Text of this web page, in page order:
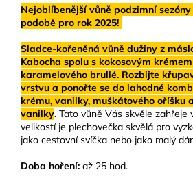
Nejoblíbenější vůně podzimní
podobě pro rok 2025!
Sladce-kořeněná vůně dužiny z
Kabocha spolu s kokosovým
karamelového brullé. Rozbijte
vrstvu a ponořte se do lahodné
krému, vanilky, muškátového oříšku
vanilky. Tato vůně Vás skvěle zahřeje
velikostí je plechovečka skvělá pro
jako cestovní svíčka nebo jako malý
Doba hoření: až 25 hod.